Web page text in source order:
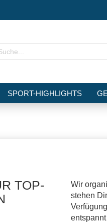
SPORT-HIGHLIGHTS
TOP-
Wir
stehen